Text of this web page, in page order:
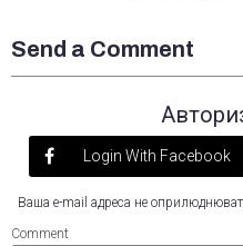
Send a Comment
Login With Facebook
Ваша e-mail адреса не
Comment